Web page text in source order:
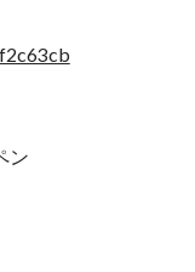
ン